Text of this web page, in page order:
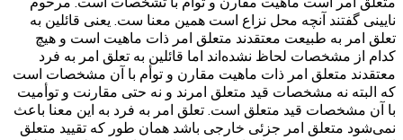
نایینی گفتند آنچه محل نزاع است همین معنا ست. یعنی قائلین به
تعلق امر به طبیعت معتقدند متعلق امر ذات ماهیت است و هیچ
کدام از مشخصات لحاظ نشده‌اند اما قائلین به تعلق امر به فرد
معتقدند متعلق امر ذات ماهیت مقارن و توأم با آن مشخصات است
که البته نه مشخصات قید متعلق امرند و نه حتی مقارنت و توأمیت
با آن مشخصات قید متعلق است. تعلق امر به فرد به این معنا باعث
نمی‌شود متعلق امر جزئی خارجی باشد همان طور که تقیید متعلق